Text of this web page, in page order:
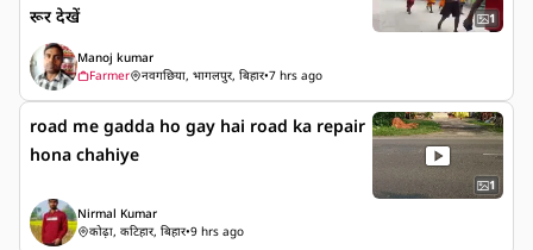
रूर देखें
1
Manoj kumar
Farmer
नवगछिया, भागलपुर, बिहार•7 hrs ago
road me gadda ho gay hai road ka repair
hona chahiye
1
Nirmal Kumar
कोढ़ा, कटिहार, बिहार•9 hrs ago